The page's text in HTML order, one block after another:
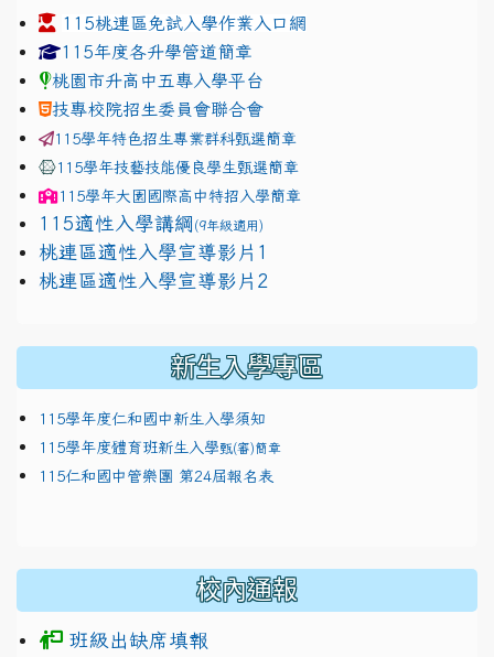
115桃連區免試入學作業入口網
link to https://www.jhjhs.tyc.edu.tw/modules/
115年度各升學管道簡章
桃園市升高中五專入學平台
技專校院招生委員會聯合會
115學年特色招生專業群科甄選簡章
115學年技藝技能優良學生甄選簡章
115學年大園國際高中特招入學簡章
115適性入學講綱 (9年級適用)
link to https://docs.google.com/presentation/d/
桃連區適性入學宣導影片1
link to https://docs.google.com/presentation/d/
桃連區適性入學宣導影片2
新生入學專區
115學年度仁和國中新生入學須知
115學年度體育班新生入學甄(審)簡章
115仁和國中管樂團 第24屆報名表
校內通報
班級出缺席填報